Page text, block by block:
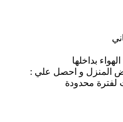
بداخلها
المنزل و احصل علي :
لفترة محدودة